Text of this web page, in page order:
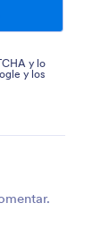
y lo
y los